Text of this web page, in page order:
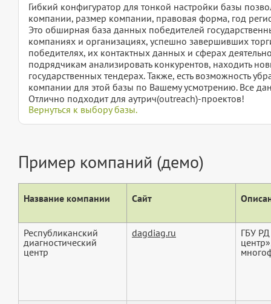
Гибкий конфигуратор для тонкой настройки базы
компании, размер компании, правовая форма, год
Это обширная база данных победителей
компаниях и организациях, успешно завершивших
победителях, их контактных данных и сферах
подрядчикам анализировать конкурентов, находить
государственных тендерах. Также, есть возможность
компании для этой базы по Вашему усмотрению. Все
Отлично подходит для аутрич(outreach)-проектов!
Вернуться к выбору базы.
Пример компаний (демо)
Название компании Сайт
Республиканский
диагностический
центр
dagdiag.ru
ГБУ